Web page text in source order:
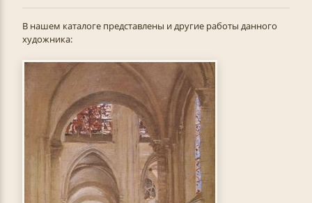
В нашем каталоге представлены и другие работы данного
художника: